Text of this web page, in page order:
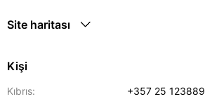
Site haritası
Kişi
Kıbrıs:
+357 25 123889